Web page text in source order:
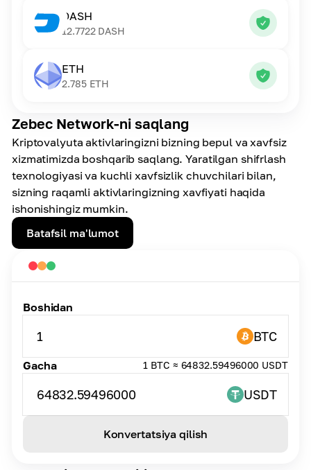
Zebec Network-ni saqlang
Kriptovalyuta aktivlaringizni bizning bepul va xavfsiz
xizmatimizda boshqarib saqlang. Yaratilgan shifrlash
texnologiyasi va kuchli xavfsizlik chuvchilari bilan,
sizning raqamli aktivlaringizning xavfiyati haqida
ishonishingiz mumkin.
Batafsil ma'lumot
DASH
12.7722 DASH
ETH
2.785 ETH
Boshidan
1 BTC
Gacha 1 BTC ≈ 64832.59496000 USDT
64832.59496000 USDT
Konvertatsiya qilish